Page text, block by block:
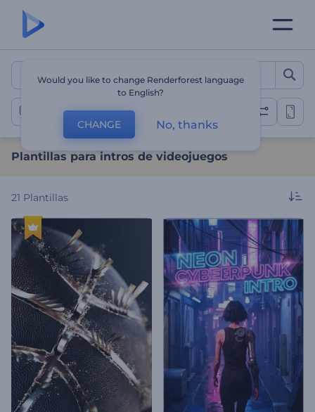
Plantillas para intros de
Intros de videojuegos
Plantillas para intros de videojuegos
21 Plantillas
Would you like to change Renderforest language
to English?
CHANGE No, thanks